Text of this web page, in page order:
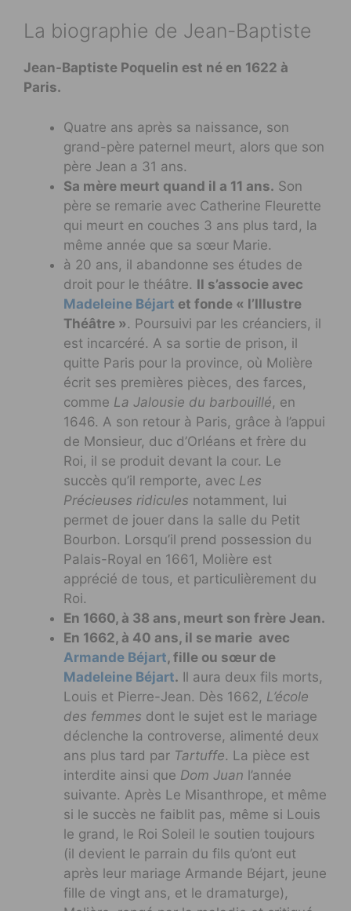
La biographie de Jean-Baptiste
Jean-Baptiste Poquelin est né en 1622 à
Paris.
Quatre ans après sa naissance, son
grand-père paternel meurt, alors que son
père Jean a 31 ans.
Sa mère meurt quand il a 11 ans. Son
père se remarie avec Catherine Fleurette
qui meurt en couches 3 ans plus tard, la
même année que sa sœur Marie.
à 20 ans, il abandonne ses études de
droit pour le théâtre. Il s’associe avec
Madeleine Béjart et fonde « l’Illustre
Théâtre ». Poursuivi par les créanciers, il
est incarcéré. A sa sortie de prison, il
quitte Paris pour la province, où Molière
écrit ses premières pièces, des farces,
comme La Jalousie du barbouillé, en
1646. A son retour à Paris, grâce à l’appui
de Monsieur, duc d’Orléans et frère du
Roi, il se produit devant la cour. Le
succès qu’il remporte, avec Les
Précieuses ridicules notamment, lui
permet de jouer dans la salle du Petit
Bourbon. Lorsqu’il prend possession du
Palais-Royal en 1661, Molière est
apprécié de tous, et particulièrement du
Roi.
En 1660, à 38 ans, meurt son frère Jean.
En 1662, à 40 ans, il se marie avec
Armande Béjart, fille ou sœur de
Madeleine Béjart. Il aura deux fils morts,
Louis et Pierre-Jean. Dès 1662, L’école
des femmes dont le sujet est le mariage
déclenche la controverse, alimenté deux
ans plus tard par Tartuffe. La pièce est
interdite ainsi que Dom Juan l’année
suivante. Après Le Misanthrope, et même
si le succès ne faiblit pas, même si Louis
le grand, le Roi Soleil le soutien toujours
(il devient le parrain du fils qu’ont eut
après leur mariage Armande Béjart, jeune
fille de vingt ans, et le dramaturge),